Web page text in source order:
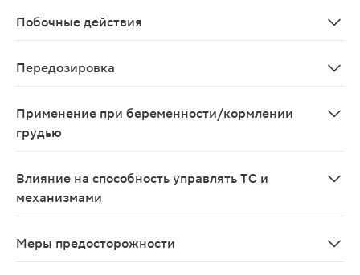
Побочные действия
Передозировка
Применение при беременности/кормлении
грудью
Влияние на способность управлять ТС и
механизмами
Меры предосторожности